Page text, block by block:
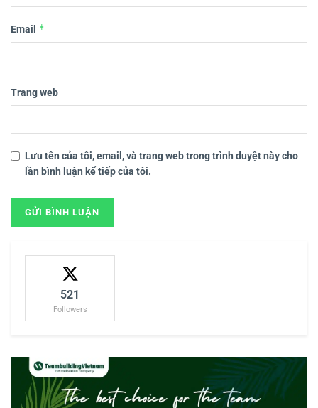
Email *
Trang web
Lưu tên của tôi, email, và trang web trong trình duyệt này cho
lần bình luận kế tiếp của tôi.
521
Followers